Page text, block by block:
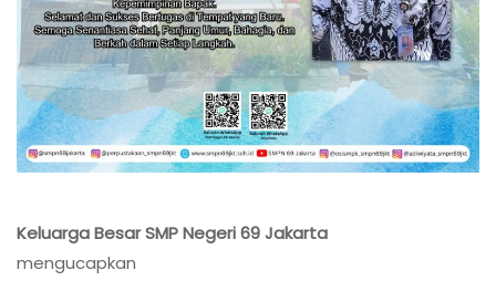
Keluarga Besar SMP Negeri 69 Jakarta
mengucapkan